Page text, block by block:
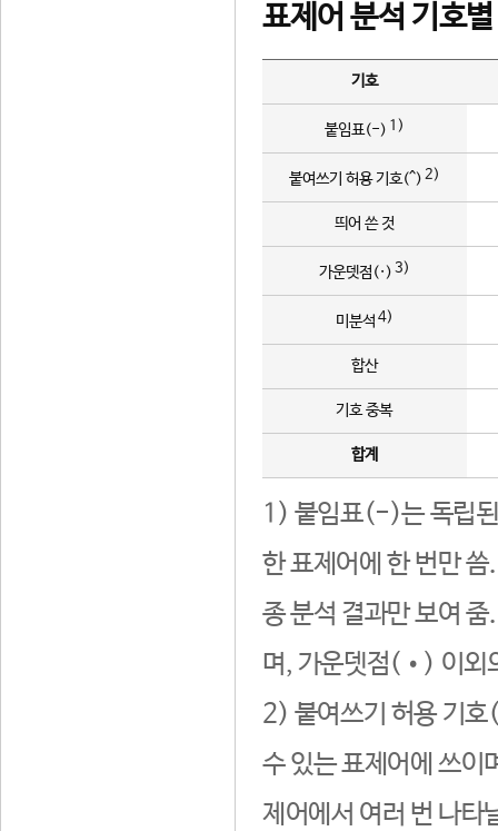
표제어 분석 기호
기호
붙임표(-) 1)
붙여쓰기 허용 기호(^) 2)
띄어 쓴 것
가운뎃점(·) 3)
미분석 4)
합산
기호 중복
합계
1) 붙임표(-)는 독립된
한 표제어에 한 번만
종 분석 결과만 보여
며, 가운뎃점(•) 이외
2) 붙여쓰기 허용 기호
수 있는 표제어에 쓰이
제어에서 여러 번 나타